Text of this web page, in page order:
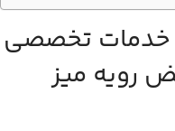
خدمات تخصصی
رویه میز